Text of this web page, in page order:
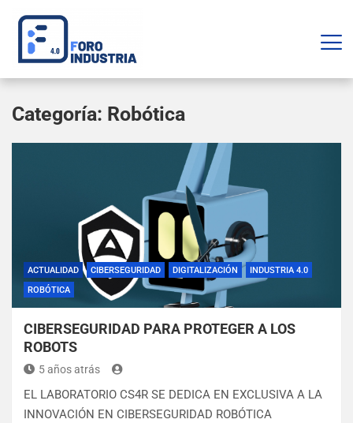
Categoría: Robótica
ACTUALIDAD CIBERSEGURIDAD DIGITALIZACIÓN
INDUSTRIA 4.0
ROBÓTICA
CIBERSEGURIDAD PARA PROTEGER A LOS
ROBOTS
5 años atrás
EL LABORATORIO CS4R SE DEDICA EN EXCLUSIVA A LA
INNOVACIÓN EN CIBERSEGURIDAD ROBÓTICA